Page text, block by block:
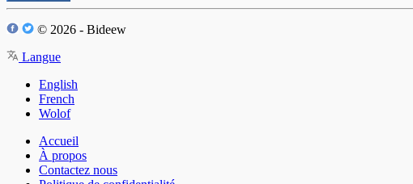
© 2026 - Bideew
Langue
English
French
Wolof
Accueil
À propos
Contactez nous